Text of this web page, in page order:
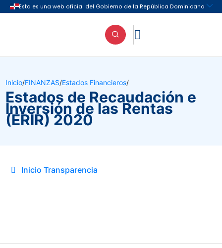

Inicio/FINANZAS/Estados Financieros/
Estados de Recaudación e
Inversión de las Rentas
(ERIR) 2020
Inicio Transparencia